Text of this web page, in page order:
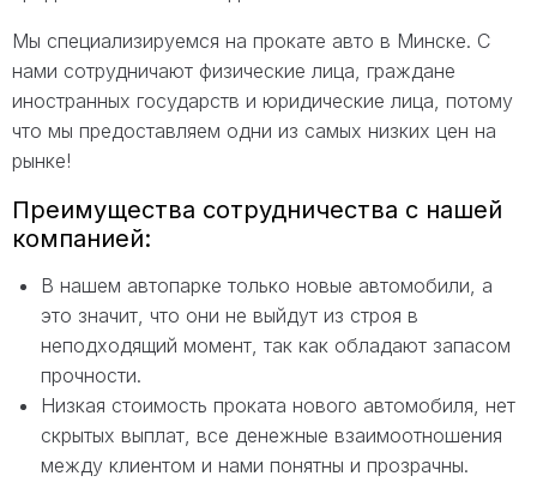
Мы специализируемся на прокате авто в Минске. С
нами сотрудничают физические лица, граждане
иностранных государств и юридические лица, потому
что мы предоставляем одни из самых низких цен на
рынке!
Преимущества сотрудничества с нашей
компанией:
В нашем автопарке только новые автомобили, а
это значит, что они не выйдут из строя в
неподходящий момент, так как обладают запасом
прочности.
Низкая стоимость проката нового автомобиля, нет
скрытых выплат, все денежные взаимоотношения
между клиентом и нами понятны и прозрачны.